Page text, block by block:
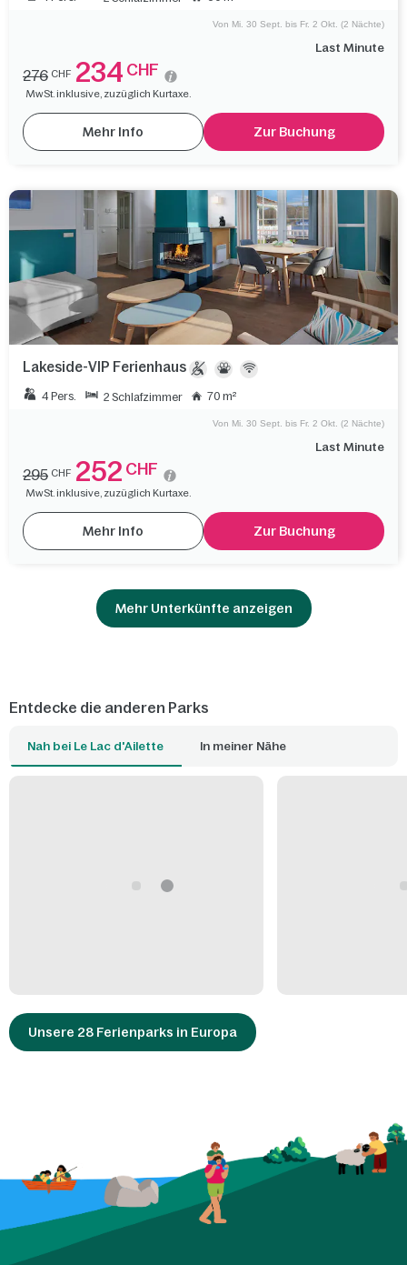
Last Minute
Von Mi. 30 Sept. bis Fr. 2 Okt. (2 Nächte)
276 CHF 234 CHF
MwSt. inklusive, zuzüglich Kurtaxe.
Mehr Info Zur Buchung
Lakeside-VIP Ferienhaus
4 Pers. 2 Schlafzimmer 70 m²
Last Minute
Von Mi. 30 Sept. bis Fr. 2 Okt. (2 Nächte)
295 CHF 252 CHF
MwSt. inklusive, zuzüglich Kurtaxe.
Mehr Info Zur Buchung
Mehr Unterkünfte anzeigen
Entdecke die anderen Parks
Nah bei Le Lac d'Ailette In meiner Nähe
Unsere 28 Ferienparks in Europa